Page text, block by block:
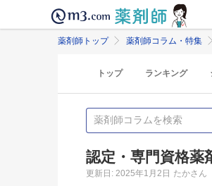
薬剤師トップ 薬剤師コラム・特集
トップ ランキング
認定・専門資格薬
更新日: 2025年1月2日 たかさん